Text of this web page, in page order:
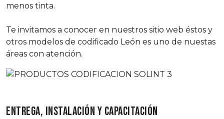
menos tinta.
Te invitamos a conocer en nuestros sitio web éstos y
otros modelos de codificado León es uno de nuestas
áreas con atención.
ENTREGA, INSTALACIÓN Y CAPACITACIÓN